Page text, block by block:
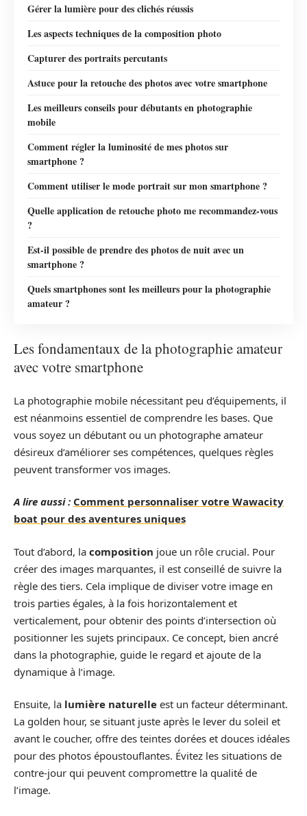
Gérer la lumière pour des clichés réussis
Les aspects techniques de la composition photo
Capturer des portraits percutants
Astuce pour la retouche des photos avec votre smartphone
Les meilleurs conseils pour débutants en photographie
mobile
Comment régler la luminosité de mes photos sur
smartphone ?
Comment utiliser le mode portrait sur mon smartphone ?
Quelle application de retouche photo me recommandez-vous
?
Est-il possible de prendre des photos de nuit avec un
smartphone ?
Quels smartphones sont les meilleurs pour la photographie
amateur ?
Les fondamentaux de la photographie amateur
avec votre smartphone
La photographie mobile nécessitant peu d’équipements, il
est néanmoins essentiel de comprendre les bases. Que
vous soyez un débutant ou un photographe amateur
désireux d’améliorer ses compétences, quelques règles
peuvent transformer vos images.
A lire aussi : Comment personnaliser votre Wawacity
boat pour des aventures uniques
Tout d’abord, la composition joue un rôle crucial. Pour
créer des images marquantes, il est conseillé de suivre la
règle des tiers. Cela implique de diviser votre image en
trois parties égales, à la fois horizontalement et
verticalement, pour obtenir des points d’intersection où
positionner les sujets principaux. Ce concept, bien ancré
dans la photographie, guide le regard et ajoute de la
dynamique à l’image.
Ensuite, la lumière naturelle est un facteur déterminant.
La golden hour, se situant juste après le lever du soleil et
avant le coucher, offre des teintes dorées et douces idéales
pour des photos époustouflantes. Évitez les situations de
contre-jour qui peuvent compromettre la qualité de
l’image.